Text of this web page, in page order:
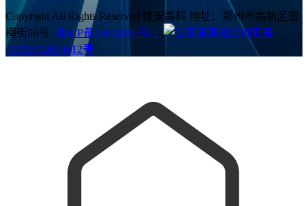
Copyright All Rights Reserved 捷安高科 地址：郑州市高新区雪
梅街56号 豫ICP备14008106号-1
豫公网安备
41019702004612号